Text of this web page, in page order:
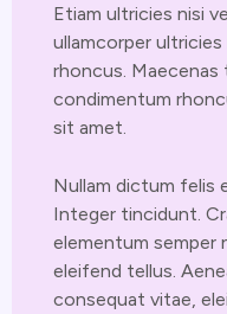
Etiam ultricies nisi
ullamcorper
rhoncus.
condimentum
sit amet.
Nullam dictum felis
Integer tincidunt.
elementum semper
eleifend tellus.
consequat vitae,